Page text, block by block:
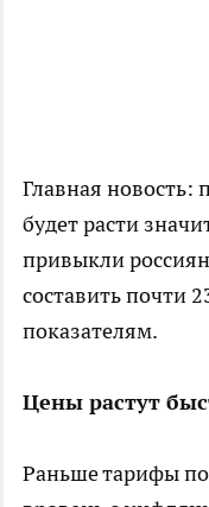
Главная новость:
будет расти
привыкли
составить почти
показателям.
Цены растут
Раньше тарифы